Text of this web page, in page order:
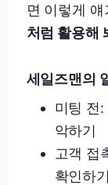
면 이렇게 얘
처럼 활용해
세일즈맨의
미팅 전
악하기
고객 접
확인하기